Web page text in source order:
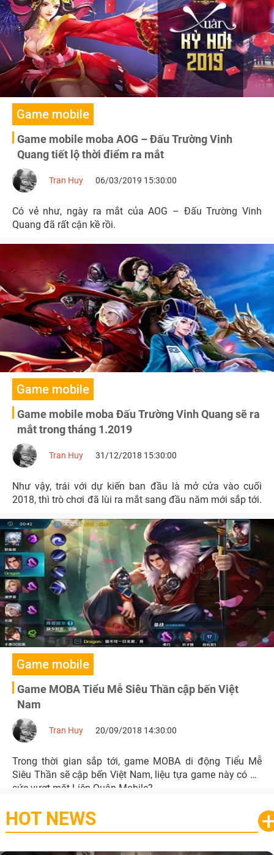
Game mobile
Game mobile moba AOG – Đấu Trường Vinh
Quang tiết lộ thời điểm ra mắt
Tran Huy 06/03/2019 15:30:00
Có vẻ như, ngày ra mắt của AOG – Đấu Trường Vinh
Quang đã rất cận kề rồi.
Game mobile
Game mobile moba Đấu Trường Vinh Quang sẽ ra
mắt trong tháng 1.2019
Tran Huy 31/12/2018 15:30:00
Như vậy, trái với dự kiến ban đầu là mở cửa vào cuối
2018, thì trò chơi đã lùi ra mắt sang đầu năm mới sắp tới.
Game mobile
Game MOBA Tiểu Mễ Siêu Thần cập bến Việt
Nam
Tran Huy 20/09/2018 14:30:00
Trong thời gian sắp tới, game MOBA di động Tiểu Mễ
Siêu Thần sẽ cập bến Việt Nam, liệu tựa game này có đủ
sức vượt mặt Liên Quân Mobile?
HOT NEWS